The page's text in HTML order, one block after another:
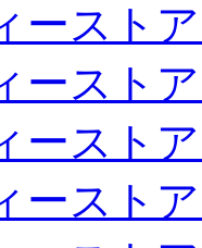
ースト
ースト
ースト
ースト